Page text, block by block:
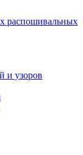
распошивальных
и узоров